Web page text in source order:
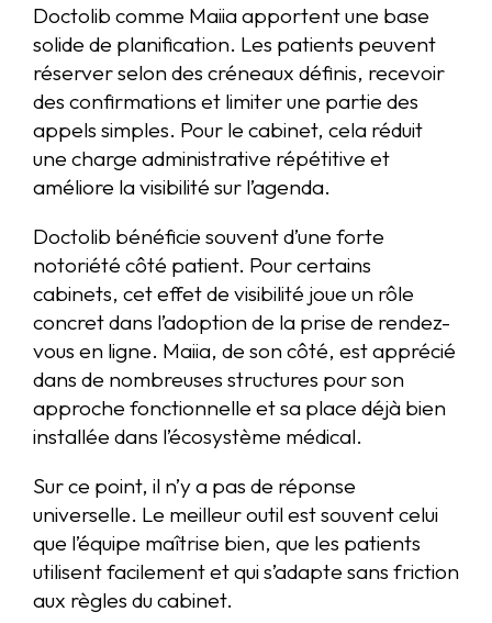
Doctolib comme Maiia apportent une base
solide de planification. Les patients peuvent
réserver selon des créneaux définis, recevoir
des confirmations et limiter une partie des
appels simples. Pour le cabinet, cela réduit
une charge administrative répétitive et
améliore la visibilité sur l’agenda.
Doctolib bénéficie souvent d’une forte
notoriété côté patient. Pour certains
cabinets, cet effet de visibilité joue un rôle
concret dans l’adoption de la prise de rendez-
vous en ligne. Maiia, de son côté, est apprécié
dans de nombreuses structures pour son
approche fonctionnelle et sa place déjà bien
installée dans l’écosystème médical.
Sur ce point, il n’y a pas de réponse
universelle. Le meilleur outil est souvent celui
que l’équipe maîtrise bien, que les patients
utilisent facilement et qui s’adapte sans friction
aux règles du cabinet.